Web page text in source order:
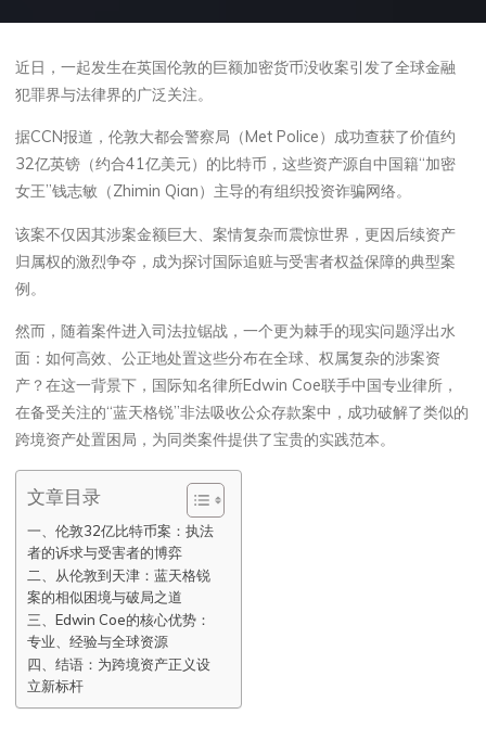
近日，一起发生在英国伦敦的巨额加密货币没收案引发了全球金融
犯罪界与法律界的广泛关注。
据CCN报道，伦敦大都会警察局（Met Police）成功查获了价值约
32亿英镑（约合41亿美元）的比特币，这些资产源自中国籍“加密
女王”钱志敏（Zhimin Qian）主导的有组织投资诈骗网络。
该案不仅因其涉案金额巨大、案情复杂而震惊世界，更因后续资产
归属权的激烈争夺，成为探讨国际追赃与受害者权益保障的典型案
例。
然而，随着案件进入司法拉锯战，一个更为棘手的现实问题浮出水
面：如何高效、公正地处置这些分布在全球、权属复杂的涉案资
产？在这一背景下，国际知名律所Edwin Coe联手中国专业律所，
在备受关注的“蓝天格锐”非法吸收公众存款案中，成功破解了类似的
跨境资产处置困局，为同类案件提供了宝贵的实践范本。
文章目录
一、伦敦32亿比特币案：执法
者的诉求与受害者的博弈
二、从伦敦到天津：蓝天格锐
案的相似困境与破局之道
三、Edwin Coe的核心优势：
专业、经验与全球资源
四、结语：为跨境资产正义设
立新标杆